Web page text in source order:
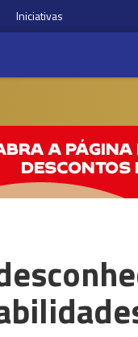
Iniciativas